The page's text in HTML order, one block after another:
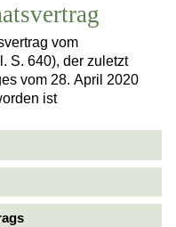
vom
S. 640), der zuletzt
vom 28. April 2020
ist